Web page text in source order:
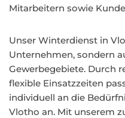
Mitarbeitern sowie
Unser Winterdienst in
Unternehmen, sondern
Gewerbegebiete. Durch
flexible Einsatzzeiten
individuell an die
Vlotho an. Mit unserem